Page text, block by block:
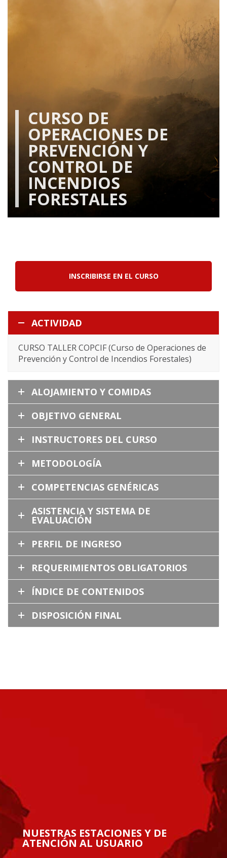
CURSO DE
OPERACIONES DE
PREVENCIÓN Y
CONTROL DE
INCENDIOS
FORESTALES
INSCRIBIRSE EN EL CURSO
ACTIVIDAD
CURSO TALLER COPCIF (Curso de Operaciones de
Prevención y Control de Incendios Forestales)
ALOJAMIENTO Y COMIDAS
OBJETIVO GENERAL
INSTRUCTORES DEL CURSO
METODOLOGÍA
COMPETENCIAS GENÉRICAS
ASISTENCIA Y SISTEMA DE
EVALUACIÓN
PERFIL DE INGRESO
REQUERIMIENTOS OBLIGATORIOS
ÍNDICE DE CONTENIDOS
DISPOSICIÓN FINAL
NUESTRAS ESTACIONES Y DE
ATENCIÓN AL USUARIO